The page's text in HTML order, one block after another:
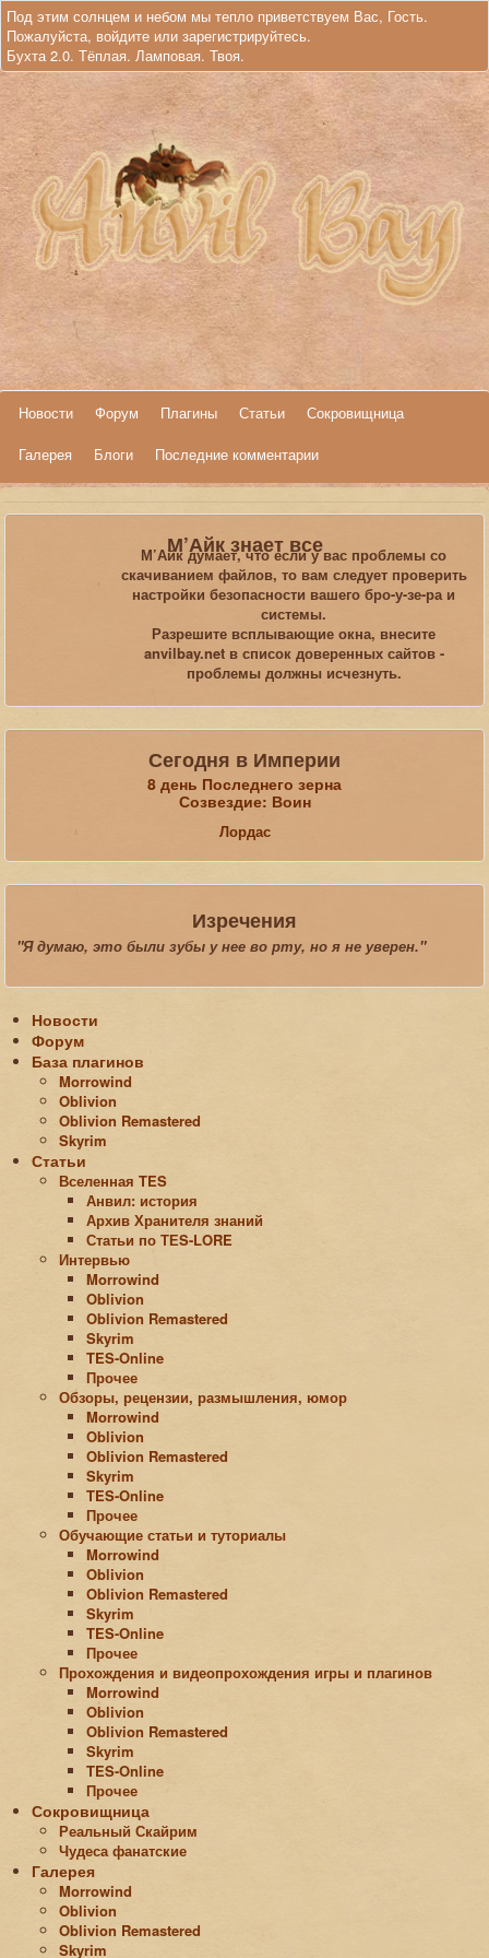
Под этим солнцем и небом мы тепло приветствуем Вас, Гость.
Пожалуйста, войдите или зарегистрируйтесь.
Бухта 2.0. Тёплая. Ламповая. Твоя.
Новости Форум Плагины Статьи
Сокровищница
Галерея
Блоги Последние комментарии
Из тетради "Тамриэльские сонеты"
М’Айк знает все
М’Айк думает, что если у вас проблемы со
скачиванием файлов, то вам следует проверить
настройки безопасности вашего бро-у-зе-ра и
системы.
Разрешите всплывающие окна, внесите
anvilbay.net в список доверенных сайтов -
проблемы должны исчезнуть.
Сегодня в Империи
8 день Последнего зерна
Созвездие: Воин
Лордас
Изречения
"Я думаю, это были зубы у нее во рту, но я не уверен."
Новости
Форум
База плагинов
Morrowind
Oblivion
Oblivion Remastered
Skyrim
Статьи
Вселенная TES
Анвил: история
Архив Хранителя знаний
Статьи по ТЕS-LORE
Интервью
Morrowind
Oblivion
Oblivion Remastered
Skyrim
TES-Online
Прочее
Обзоры, рецензии, размышления, юмор
Morrowind
Oblivion
Oblivion Remastered
Skyrim
TES-Online
Прочее
Обучающие статьи и туториалы
Morrowind
Oblivion
Oblivion Remastered
Skyrim
TES-Online
Прочее
Прохождения и видеопрохождения игры и плагинов
Morrowind
Oblivion
Oblivion Remastered
Skyrim
TES-Online
Прочее
Сокровищница
Реальный Скайрим
Чудеса фанатские
Галерея
Morrowind
Oblivion
Oblivion Remastered
Skyrim